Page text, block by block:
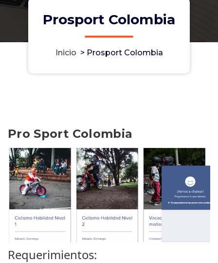
Prosport Colombia
Inicio > Prosport Colombia
Pro Sport Colombia
Requerimientos: